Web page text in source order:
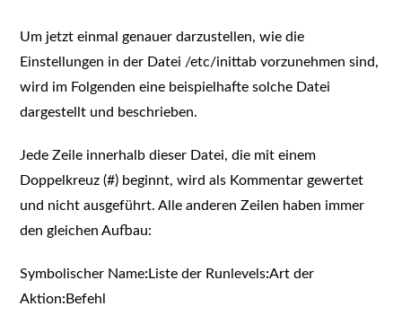
Um jetzt einmal genauer darzustellen, wie die
Einstellungen in der Datei /etc/inittab vorzunehmen sind,
wird im Folgenden eine beispielhafte solche Datei
dargestellt und beschrieben.
Jede Zeile innerhalb dieser Datei, die mit einem
Doppelkreuz (#) beginnt, wird als Kommentar gewertet
und nicht ausgeführt. Alle anderen Zeilen haben immer
den gleichen Aufbau:
Symbolischer Name: Liste der Runlevels:Art der
Aktion: Befehl